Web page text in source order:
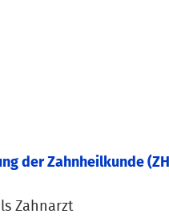
der Zahnheilkunde
Zahnarzt